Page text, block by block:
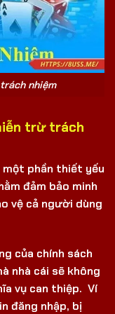
nhiệm
trừ trách
một phần thiết yếu
đảm bảo minh
vệ cả người dùng
của chính sách
nhà cái sẽ không
vụ can thiệp. Ví
đăng nhập, bị